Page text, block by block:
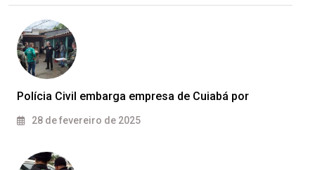
Polícia Civil embarga empresa de Cuiabá por
28 de fevereiro de 2025